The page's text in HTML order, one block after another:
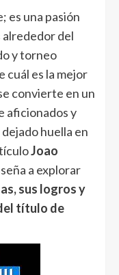
es una pasión
alrededor del
y torneo
cuál es la mejor
convierte en un
aficionados y
huella en
Joao
a explorar
sus logros y
título de